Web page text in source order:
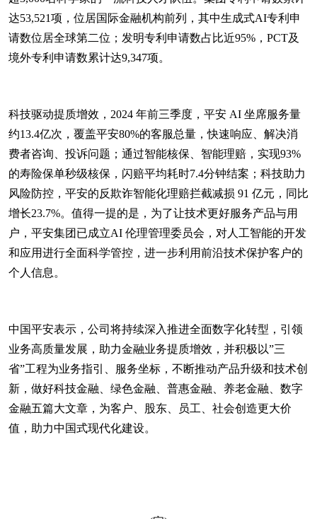
达53,521项，位居国际金融机构前列，其中生成式AI专利申
请数位居全球第二位；发明专利申请数占比近95%，PCT及
境外专利申请数累计达9,347项。
科技驱动提质增效，2024 年前三季度，平安 AI 坐席服务量
约13.4亿次，覆盖平安80%的客服总量，快速响应、解决消
费者咨询、投诉问题；通过智能核保、智能理赔，实现93%
的寿险保单秒级核保，闪赔平均耗时7.4分钟结案；科技助力
风险防控，平安的反欺诈智能化理赔拦截减损 91 亿元，同比
增长23.7%。值得一提的是，为了让技术更好服务产品与用
户，平安集团已成立AI 伦理管理委员会，对人工智能的开发
和应用进行全面科学管控，进一步利用前沿技术保护客户的
个人信息。
中国平安表示，公司将持续深入推进全面数字化转型，引领
业务高质量发展，助力金融业务提质增效，并积极以”三
省”工程为业务指引、服务坐标，不断推动产品升级和技术创
新，做好科技金融、绿色金融、普惠金融、养老金融、数字
金融五篇大文章，为客户、股东、员工、社会创造更大价
值，助力中国式现代化建设。